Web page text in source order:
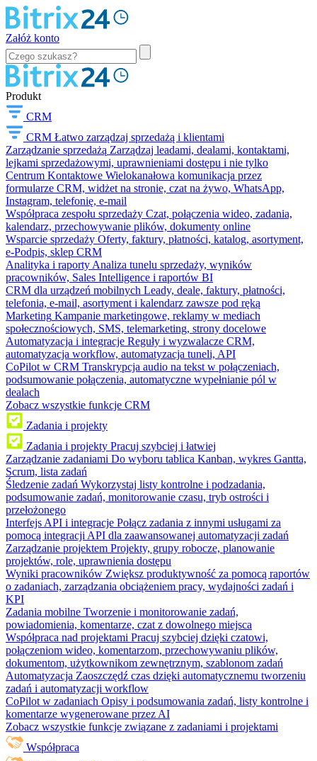
Załóż konto
Produkt
CRM
CRM Łatwo zarządzaj sprzedażą i klientami
Zarządzanie sprzedażą Zarządzaj leadami, dealami, kontaktami,
lejkami sprzedażowymi, uprawnieniami dostępu i nie tylko
Centrum Kontaktowe Wielokanałowa komunikacja przez
formularze CRM, widżet na stronie, czat na żywo, WhatsApp,
Instagram, telefonię, e-mail
Współpraca zespołu sprzedaży Czat, połączenia wideo, zadania,
kalendarz, przechowywanie plików, dokumenty online
Wsparcie sprzedaży Oferty, faktury, płatności, katalog, asortyment,
e-Podpis, sklep CRM
Analityka i raporty Analiza tunelu sprzedaży, wyników
pracowników, Sales Intelligence i raportów BI
CRM dla urządzeń mobilnych Leady, deale, faktury, płatności,
telefonia, e-mail, asortyment i kalendarz zawsze pod ręką
Marketing Kampanie marketingowe, reklamy w mediach
społecznościowych, SMS, telemarketing, strony docelowe
Automatyzacja i integracje Reguły i wyzwalacze CRM,
automatyzacja workflow, automatyzacja tuneli, API
CoPilot w CRM Transkrypcja audio na tekst w połączeniach,
podsumowanie połączenia, automatyczne wypełnianie pól w
dealach
Zobacz wszystkie funkcje CRM
Zadania i projekty
Zadania i projekty Pracuj szybciej i łatwiej
Zarządzanie zadaniami Do wyboru tablica Kanban, wykres Gantta,
Scrum, lista zadań
Śledzenie zadań Wykorzystaj listy kontrolne i podzadania,
podsumowanie zadań, monitorowanie czasu, tryb ostrości i
przełożonego
Interfejs API i integracje Połącz zadania z innymi usługami za
pomocą integracji API dla zaawansowanej automatyzacji zadań
Zarządzanie projektem Projekty, grupy robocze, planowanie
projektów, role, uprawnienia dostępu
Wyniki pracowników Zwiększ produktywność za pomocą raportów
o zadaniach, zarządzania obciążeniem pracy, wydajności zadań i
KPI
Zadania mobilne Tworzenie i monitorowanie zadań,
powiadomienia, komentarze, czat z dowolnego miejsca
Współpraca nad projektami Pracuj szybciej dzięki czatowi,
połączeniom wideo, komentarzom, przechowywaniu plików,
dokumentom, użytkownikom zewnętrznym, szablonom zadań
Automatyzacja Zaoszczędź czas dzięki automatycznemu tworzeniu
zadań i automatyzacji workflow
CoPilot w zadaniach Opisy i podsumowania zadań, listy kontrolne i
komentarze wygenerowane przez AI
Zobacz wszystkie funkcje związane z zadaniami i projektami
Współpraca